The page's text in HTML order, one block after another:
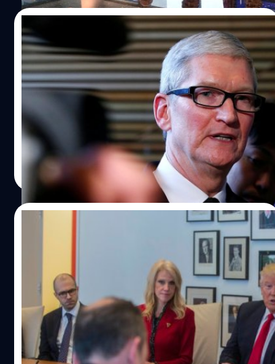
ซีอีโอ Apple, Google และ Microsoft เตรียม
เข้าพบ Donald Trump ในวันที่ 14 ธันวาคมนี้
เว็บไซต์ Recode และ The Wall Street Journal รายงานว่า ซีอี
โอบริษัทเทคโนโลยีชั้นนำของโลกหลายคนกำลังจะได้เข้า
ประชุมกับนาย Donald Trump ผู้ซึ่งชนะการเลือกตั้ง
ประธานาธิบดีสหรัฐอเมริกาคนล่าสุด ในวันพุทธที่ 14 ธันวาคม
2016 นี้ที่มหานครนิวยอร์ค
ปรีดี ฤกษ์วลีกุล| 3524 days ago
Read More
ทรัมป์เผยยื่นข้อเสนอลดภาษีล่อใจ ทิม คุก หวัง
นำ Apple ย้ายฐานผลิตไอโฟนกลับอเมริกา
โดนัลด์ ทรัมป์ ประธานาธิบดีคนใหม่ของสหรัฐอเมริกา ให้
สัมภาษณ์กับ The New York Times โดยพูดถึงประเด็นเรื่อง
การให้ Apple ย้ายฐานการผลิตอุปกรณ์กลับมายังสหรัฐฯ ซึ่ง
เขาได้เปิดเผยว่าได้มีการพูดคุยเตรียมยื่นข้อเสนอพิเศษให้ ทิม
คุก ซีอีโอถึงความเป็นไปได้ดังกล่าว
ณัฐพันธ์ ส่งวิรุฬห์ | 3541 days ago